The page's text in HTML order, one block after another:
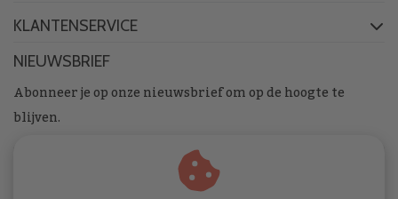
KLANTENSERVICE
NIEUWSBRIEF
Abonneer je op onze nieuwsbrief om op de hoogte te
blijven.